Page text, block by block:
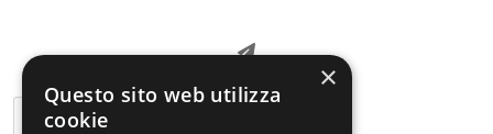
×
Questo sito web utilizza
cookie